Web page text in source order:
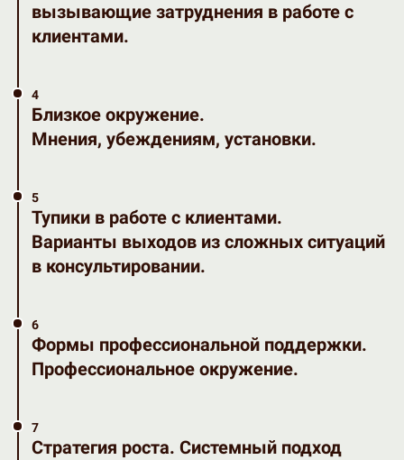
вызывающие затруднения в работе с
клиентами.
4
Близкое окружение.
Мнения, убеждениям, установки.
5
Тупики в работе с клиентами.
Варианты выходов из сложных ситуаций
в консультировании.
6
Формы профессиональной поддержки.
Профессиональное окружение.
7
Стратегия роста. Системный подход